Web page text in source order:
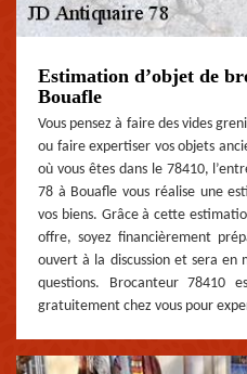
Estimation d’objet de
Bouafle
Vous pensez à faire des vides
ou faire expertiser vos objets
où vous êtes dans le 78410,
78 à Bouafle vous réalise une
vos biens. Grâce à cette
offre, soyez financièrement
ouvert à la discussion et sera en
questions. Brocanteur 78410
gratuitement chez vous pour